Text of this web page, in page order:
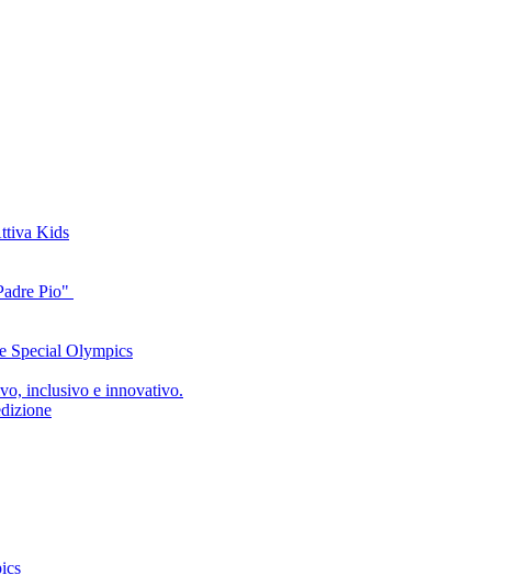
Kids
Pio"
Special Olympics
inclusivo e innovativo.